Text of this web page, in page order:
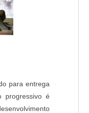
para entrega
progressivo é